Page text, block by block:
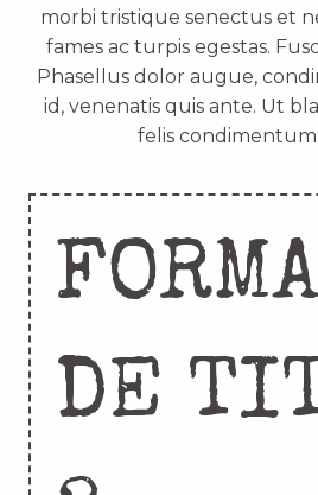
morbi tristique senectus et
fames ac turpis egestas.
Phasellus dolor augue,
id, venenatis quis ante. Ut
felis condimentum
DE